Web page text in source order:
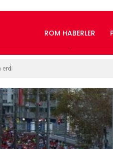
ROM HABERLER
erdi